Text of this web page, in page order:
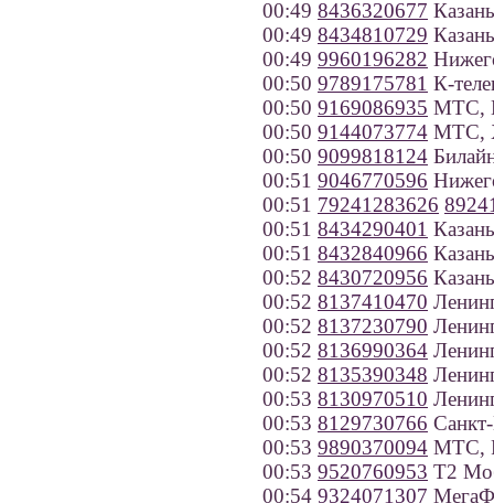
00:49 8436320677 Казань
00:49 8434810729 Казань
00:49 9960196282
00:50 9789175781 К-
00:50 9169086935 МТС,
00:50 9144073774 МТС,
00:50 9099818124
00:51 9046770596
00:51 79241283626
00:51 8434290401 Казань
00:51 8432840966 Казань
00:52 8430720956 Казань
00:52 8137410470
00:52 8137230790
00:52 8136990364
00:52 8135390348
00:53 8130970510
00:53 8129730766
00:53 9890370094 МТС,
00:53 9520760953 Т2
00:54 9324071307